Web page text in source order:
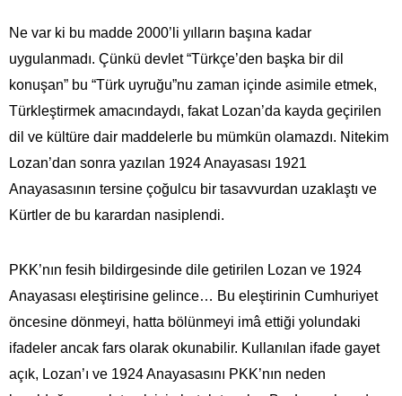
Ne var ki bu madde 2000’li yılların başına kadar
uygulanmadı. Çünkü devlet “Türkçe’den başka bir dil
konuşan” bu “Türk uyruğu”nu zaman içinde asimile etmek,
Türkleştirmek amacındaydı, fakat Lozan’da kayda geçirilen
dil ve kültüre dair maddelerle bu mümkün olamazdı. Nitekim
Lozan’dan sonra yazılan 1924 Anayasası 1921
Anayasasının tersine çoğulcu bir tasavvurdan uzaklaştı ve
Kürtler de bu karardan nasiplendi.
PKK’nın fesih bildirgesinde dile getirilen Lozan ve 1924
Anayasası eleştirisine gelince… Bu eleştirinin Cumhuriyet
öncesine dönmeyi, hatta bölünmeyi imâ ettiği yolundaki
ifadeler ancak fars olarak okunabilir. Kullanılan ifade gayet
açık, Lozan’ı ve 1924 Anayasasını PKK’nın neden